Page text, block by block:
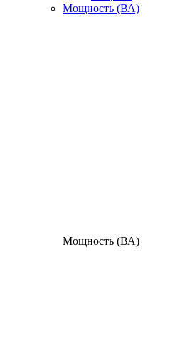
Мощность (ВА)
Мощность (ВА)